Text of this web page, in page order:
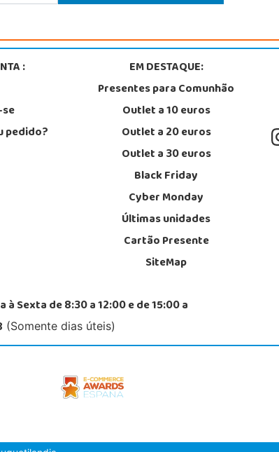
:
pedido?
EM DESTAQUE:
Presentes para Comunhão
Outlet a 10 euros
Outlet a 20 euros
Outlet a 30 euros
Black Friday
Cyber Monday
Últimas unidades
Cartão Presente
SiteMap
à Sexta de 8:30 a 12:00 e de 15:00 a
(Somente dias úteis)